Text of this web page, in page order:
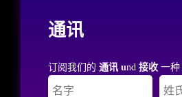
通讯
订阅我们的 通讯 und 接收一种